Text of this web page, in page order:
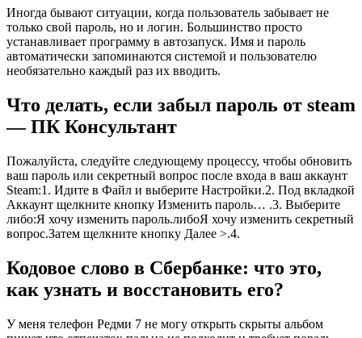
Иногда бывают ситуации, когда пользователь забывает не
только свой пароль, но и логин. Большинство просто
устанавливает программу в автозапуск. Имя и пароль
автоматически запоминаются системой и пользователю
необязательно каждый раз их вводить.
Что делать, если забыл пароль от steam
— ПК Консультант
Пожалуйста, следуйте следующему процессу, чтобы обновить
ваш пароль или секретный вопрос после входа в ваш аккаунт
Steam:1. Идите в Файл и выберите Настройки.2. Под вкладкой
Аккаунт щелкните кнопку Изменить пароль… .3. Выберите
либо:Я хочу изменить пароль.либоЯ хочу изменить секретный
вопрос.Затем щелкните кнопку Далее >.4.
Кодовое слово в Сбербанке: что это,
как узнать и восстановить его?
У меня телефон Редми 7 не могу открыть скрыты альбом